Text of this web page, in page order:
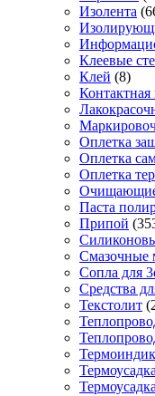
Изолента
Клеевые
Клей (8)
Контактная
Оплетка
Оплетка
Оплетка
Очищающие
Паста
Припой
Смазочные
Сопла для
Средства
Текстолит